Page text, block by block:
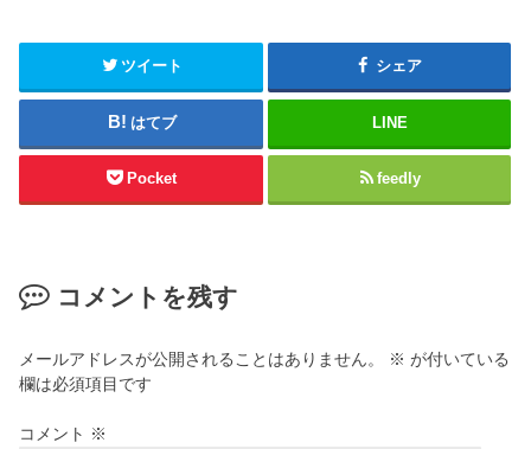
ツイート シェア
はてブ LINE
Pocket feedly
コメントを残す
メールアドレスが公開されることはありません。 ※ が付いている
欄は必須項目です
コメント ※